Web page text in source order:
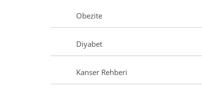
Obezite
Diyabet
Kanser Rehberi